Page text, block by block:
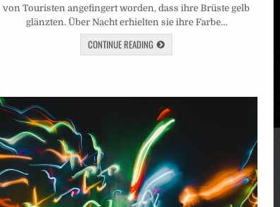
von Touristen angefingert worden, dass ihre Brüste gelb
glänzten. Über Nacht erhielten sie ihre Farbe…
CONTINUE READING